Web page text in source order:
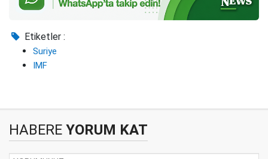
Etiketler :
Suriye
IMF
HABERE YORUM KAT